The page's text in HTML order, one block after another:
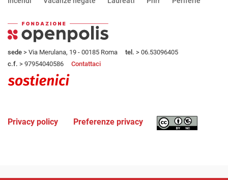
sede > Via Merulana, 19 - 00185 Roma tel. > 06.53096405
c.f. > 97954040586 Contattaci
Privacy policy Preferenze privacy